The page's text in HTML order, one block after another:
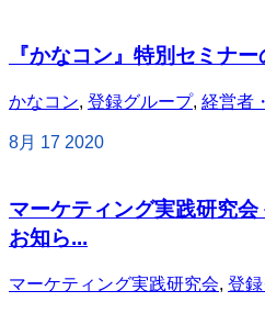
『かなコン』特別セミナ
かなコン, 登録グループ, 経営者
8月 17 2020
マーケティング実践研究
お知ら...
マーケティング実践研究会, 登